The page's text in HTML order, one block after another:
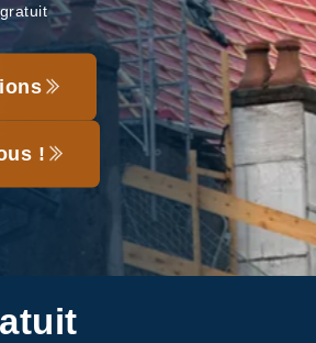
!